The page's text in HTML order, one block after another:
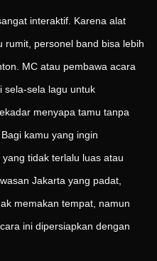
interaktif. Karena alat
rumit, personel band bisa lebih
MC atau pembawa acara
sela-sela lagu untuk
menyapa tamu tanpa
kamu yang ingin
tidak terlalu luas atau
Jakarta yang padat,
memakan tempat, namun
ini dipersiapkan dengan